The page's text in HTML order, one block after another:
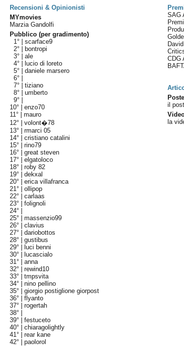
Recensioni & Opinionisti
MYmovies
Marzia Gandolfi
Pubblico (per gradimento)
1° |scarface9
2° |
bontropi
3° |ale
4° |
lucio di loreto
5° |daniele marsero
6° |
7° |tiziano
8° |umberto
9° |
10° |enzo70
11° |mauro
12° |volont�78
13° |rmarci 05
14° |cristiano catalini
15° |rino79
16° |great steven
17° |elgatoloco
18° |roby 82
19° |dekxal
20° |erica villafranca
21° |ollipop
22° |carlaas
23° |folignoli
24° |
25° |massenzio99
26° |clavius
27° |dariobottos
28° |gustibus
29° |
luci benni
30° |
lucascialo
31° |anna
32° |rewind10
33° |tmpsvita
34° |nino pellino
35° |giorgio postiglione giorpost
36° |flyanto
37° |rogertah
38° |
39° |festuceto
40° |chiaragolightly
41° |rear kane
42° |paolorol
SAG
CDG
il
la